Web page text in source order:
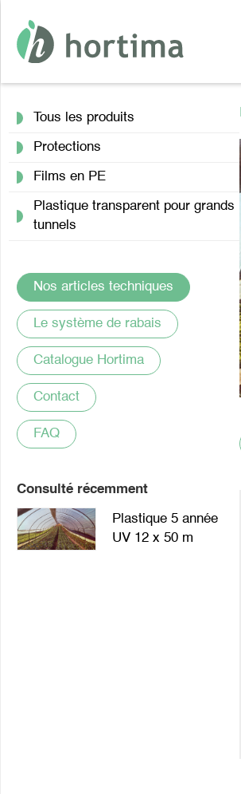
Tous les produits
Protections
Films en PE
Plastique transparent pour grands
tunnels
Nos articles techniques
Le système de rabais
Catalogue Hortima
Contact
FAQ
Consulté récemment
Plastique 5 année
UV 12 x 50 m